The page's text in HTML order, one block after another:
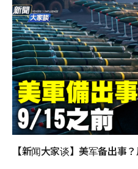
【新闻大家谈】美军备出事